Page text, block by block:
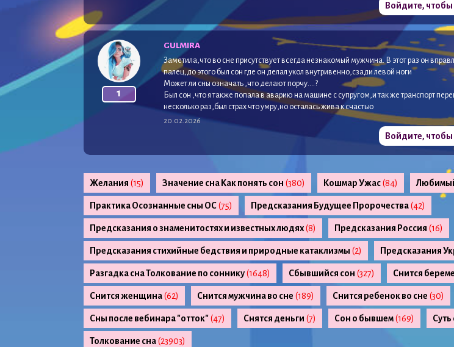
Войдите, чтобы
1
GULMIRA
Заметила,что во сне присутствует всегда незнакомый мужчина. В этот раз он
палец,до этого был сон где он делал укол внутривенно,сзади левой ноги
Может ли сны означать ,что делают порчу….?
Был сон ,что я также попала в аварию на машине с супругом,и так же транспорт
несколько раз,был страх что умру,но осталась жива к счастью
20.02.2026
Войдите, чтобы
Желания (15) Значение сна Как понять сон (380) Кошмар Ужас(84)
Практика Осознанные сны ОС(75) Предсказания Будущее Пророчества(42)
Предсказания о знаменитостях и известных людях(8) Предсказания Россия (16)
Предсказания стихийные бедствия и природные катаклизмы (2) Предсказания
Разгадка сна Толкование по соннику(1648) Сбывшийся сон (327) Снится
Снится женщина(62) Снится мужчина во сне (189) Снится ребенок во сне (30)
Сны после вебинара "отток"(47) Снятся деньги (7) Сон о бывшем(169) Суть
Толкование сна(23903)